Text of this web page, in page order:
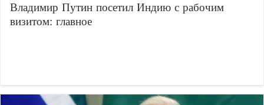
Владимир Путин посетил Индию с рабочим
визитом: главное